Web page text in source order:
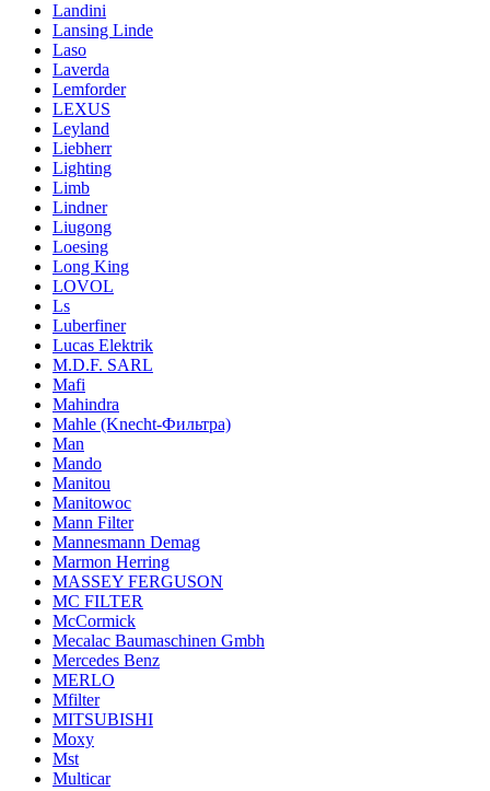
Landini
Lansing Linde
Laso
Laverda
Lemforder
LEXUS
Leyland
Liebherr
Lighting
Limb
Lindner
Liugong
Loesing
Long King
LOVOL
Ls
Luberfiner
Lucas Elektrik
M.D.F. SARL
Mafi
Mahindra
Mahle (Knecht-Фильтра)
Man
Mando
Manitou
Manitowoc
Mann Filter
Mannesmann Demag
Marmon Herring
MASSEY FERGUSON
MC FILTER
McCormick
Mecalac Baumaschinen Gmbh
Mercedes Benz
MERLO
Mfilter
MITSUBISHI
Moxy
Mst
Multicar